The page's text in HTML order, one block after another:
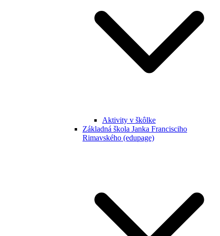
Aktivity v škôlke
Základná škola Janka Francisciho
Rimavského (edupage)